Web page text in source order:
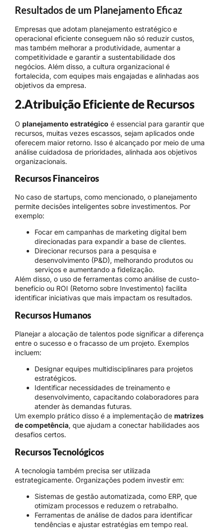
Resultados de um Planejamento Eficaz
Empresas que adotam planejamento estratégico e
operacional eficiente conseguem não só reduzir custos,
mas também melhorar a produtividade, aumentar a
competitividade e garantir a sustentabilidade dos
negócios. Além disso, a cultura organizacional é
fortalecida, com equipes mais engajadas e alinhadas aos
objetivos da empresa.
2.Atribuição Eficiente de Recursos
O planejamento estratégico é essencial para garantir que
recursos, muitas vezes escassos, sejam aplicados onde
oferecem maior retorno. Isso é alcançado por meio de uma
análise cuidadosa de prioridades, alinhada aos objetivos
organizacionais.
Recursos Financeiros
No caso de startups, como mencionado, o planejamento
permite decisões inteligentes sobre investimentos. Por
exemplo:
Focar em campanhas de marketing digital bem
direcionadas para expandir a base de clientes.
Direcionar recursos para a pesquisa e
desenvolvimento (P&D), melhorando produtos ou
serviços e aumentando a fidelização.
Além disso, o uso de ferramentas como análise de custo-
benefício ou ROI (Retorno sobre Investimento) facilita
identificar iniciativas que mais impactam os resultados.
Recursos Humanos
Planejar a alocação de talentos pode significar a diferença
entre o sucesso e o fracasso de um projeto. Exemplos
incluem:
Designar equipes multidisciplinares para projetos
estratégicos.
Identificar necessidades de treinamento e
desenvolvimento, capacitando colaboradores para
atender às demandas futuras.
Um exemplo prático disso é a implementação de matrizes
de competência, que ajudam a conectar habilidades aos
desafios certos.
Recursos Tecnológicos
A tecnologia também precisa ser utilizada
estrategicamente. Organizações podem investir em:
Sistemas de gestão automatizada, como ERP, que
otimizam processos e reduzem o retrabalho.
Ferramentas de análise de dados para identificar
tendências e ajustar estratégias em tempo real.